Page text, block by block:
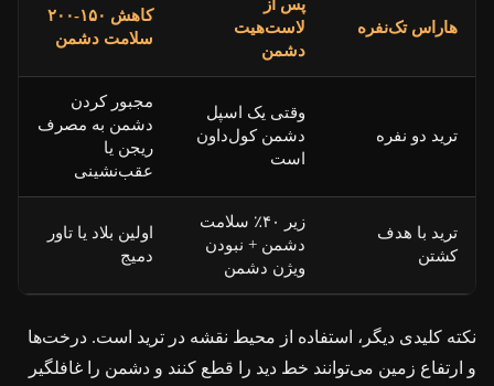
هاراس تک‌نفره
پس از
لاست‌هیت
دشمن
کاهش ۱۵۰-۲۰۰
سلامت دشمن
ترید دو نفره
وقتی یک اسپل
دشمن کول‌داون
است
مجبور کردن
دشمن به مصرف
ریجن یا
عقب‌نشینی
ترید با هدف
کشتن
زیر ۴۰٪ سلامت
دشمن + نبودن
ویژن دشمن
اولین بلاد یا تاور
دمیج
نکته کلیدی دیگر، استفاده از محیط نقشه در ترید است. درخت‌ها
و ارتفاع زمین می‌توانند خط دید را قطع کنند و دشمن را غافلگیر